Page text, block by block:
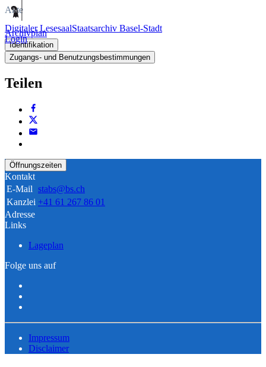
Digitaler LesesaalStaatsarchiv Basel-Stadt
Login
Akte
Archivplan
Identifikation
Zugangs- und Benutzungsbestimmungen
Teilen
Öffnungszeiten
Kontakt
E-Mail stabs@bs.ch
Kanzlei +41 61 267 86 01
Adresse
Links
Lageplan
Folge uns auf
Impressum
Disclaimer